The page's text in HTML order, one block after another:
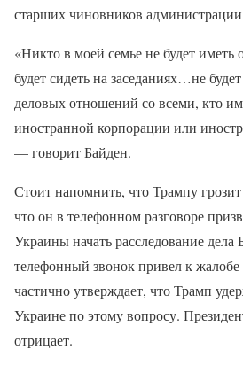
старших чиновников
«Никто в моей семье не будет
будет сидеть на заседаниях…не
деловых отношений со всеми, кто
иностранной корпорации или
— говорит Байден.
Стоит напомнить, что Трампу
что он в телефонном разговоре
Украины начать расследование дела
телефонный звонок привел к жалобе
частично утверждает, что Трамп
Украине по этому вопросу.
отрицает.